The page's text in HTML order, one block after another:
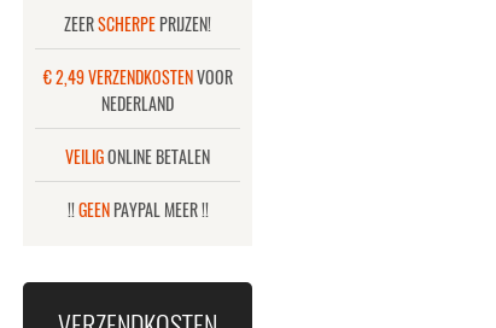
ZEERSCHERPEPRIJZEN!
€ 2,49 VERZENDKOSTENVOOR
NEDERLAND
VEILIGONLINE BETALEN
!!GEENPAYPAL MEER !!